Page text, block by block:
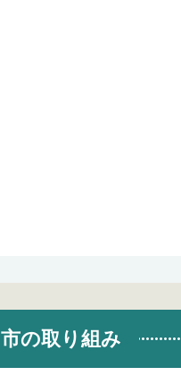
市の取り組み